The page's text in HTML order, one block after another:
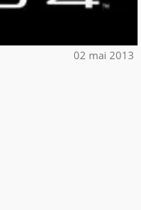
02 mai 2013